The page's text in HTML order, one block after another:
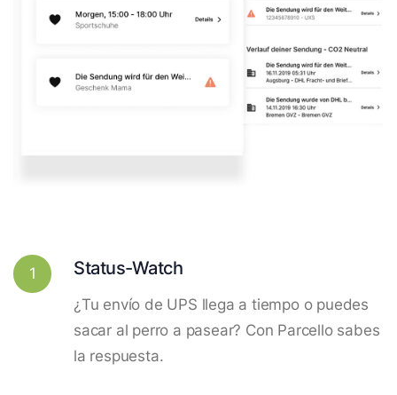
1 Status-Watch
¿Tu envío de UPS llega a tiempo o puedes
sacar al perro a pasear? Con Parcello sabes
la respuesta.